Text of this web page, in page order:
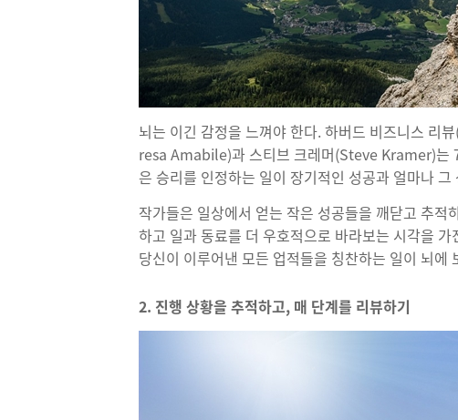
뇌는 이긴 감정을 느껴야 한다. 하버드 비즈니스
resa Amabile)과 스티브 크레머(Steve Kramer)는
은 승리를 인정하는 일이 장기적인 성공과 얼마나
작가들은 일상에서 얻는 작은 성공들을 깨닫고 추
하고 일과 동료를 더 우호적으로 바라보는 시각을
당신이 이루어낸 모든 업적들을 칭찬하는 일이 뇌
2. 진행 상황을 추적하고, 매 단계를 리뷰하기